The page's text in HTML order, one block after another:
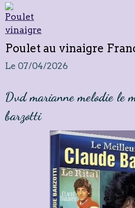
Poulet au vinaigre
Le 07/04/2026
Dvd marianne melodie le
barzotti